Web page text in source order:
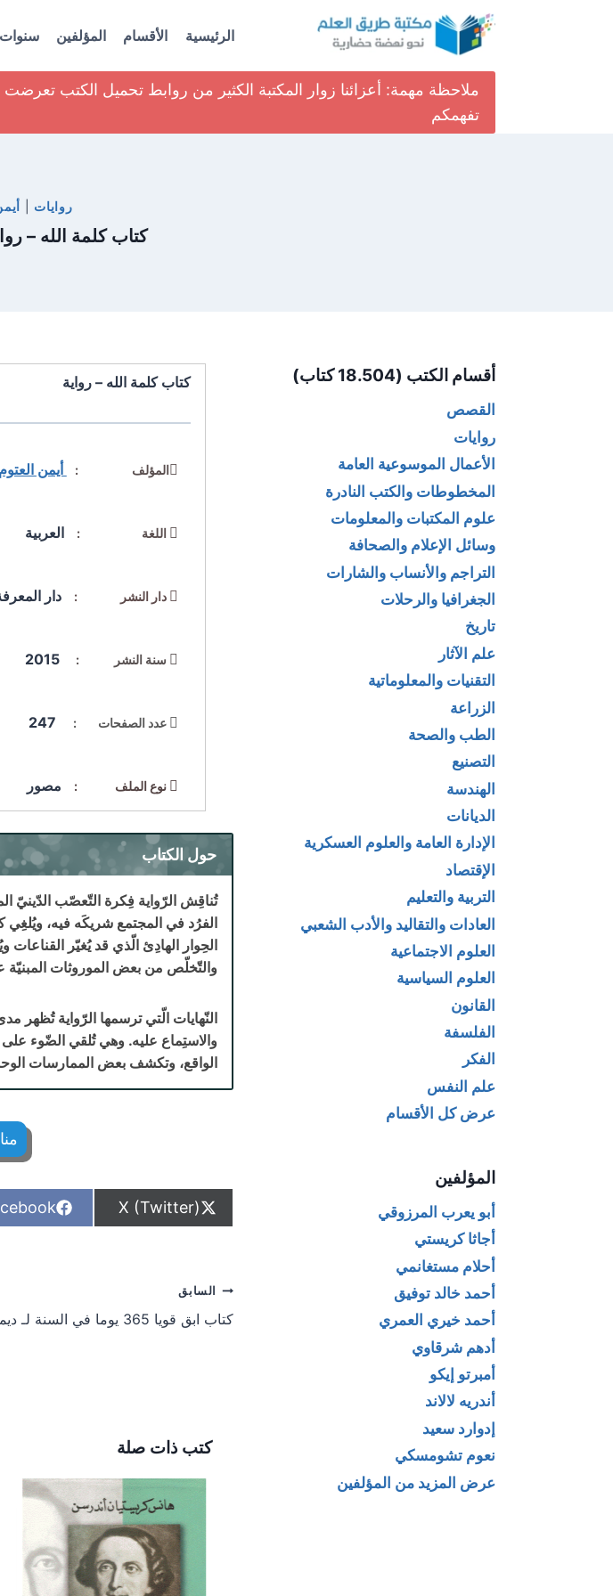
الرئيسية الأقسام المؤلفين سنوات
ملاحظة مهمة: أعزائنا زوار المكتبة الكثير من روابط تحميل الكتب
تفهمكم
روايات
كتاب كلمة الله –
كتاب كلمة الله – رواية
المؤلف : أيمن العتوم
اللغة : العربية
دار النشر : دار
سنة النشر : 2015
عدد الصفحات : 247
نوع الملف : مصور
حول الكتاب
تُناقِش الرّواية فِكرة التّعصّب الدّينيّ
الفرُد في المجتمع شريكَه فيه،
الحِوار الهادِئ الّذي قد يُغيّر
والتّخلّص من بعض الموروثات المبنيّة
النّهايات الّتي ترسمها الرّواية تُظهر
والاستِماع عليه. وهي تُلقي الضّوء
الواقع، وتكشف بعض الممارسات
S
h
o
n
X (Twitter)
S
h
تصفّح
المقالات
السابق
كتاب ابق قويا 365 يوما في السنة لـ ديمي لوفاتو
كتب ذات صلة
أقسام الكتب (18.504 كتاب)
القصص
روايات
الأعمال الموسوعية العامة
المخطوطات والكتب النادرة
علوم المكتبات والمعلومات
وسائل الإعلام والصحافة
التراجم والأنساب والشارات
الجغرافيا والرحلات
تاريخ
علم الآثار
التقنيات والمعلوماتية
الزراعة
الطب والصحة
التصنيع
الهندسة
الديانات
الإدارة العامة والعلوم العسكرية
الإقتصاد
التربية والتعليم
العادات والتقاليد والأدب الشعبي
العلوم الاجتماعية
العلوم السياسية
القانون
الفلسفة
الفكر
علم النفس
عرض كل الأقسام
المؤلفين
أبو يعرب المرزوقي
أجاثا كريستي
أحلام مستغانمي
أحمد خالد توفيق
أحمد خيري العمري
أدهم شرقاوي
أمبرتو إيكو
أندريه لالاند
إدوارد سعيد
نعوم تشومسكي
عرض المزيد من المؤلفين